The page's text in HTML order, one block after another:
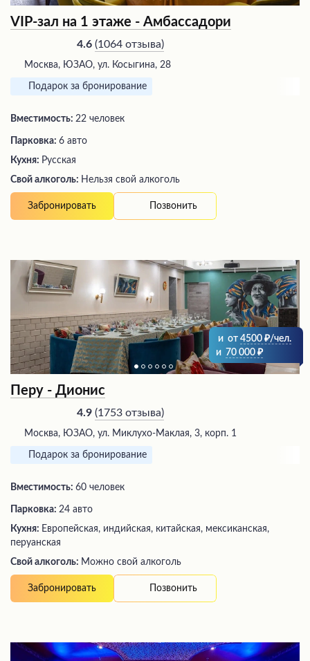
VIP-зал на 1 этаже - Амбассадори
4.6 (1064 отзыва)
Москва, ЮЗАО, ул. Косыгина, 28
Подарок за бронирование
Вместимость: 22 человек
Парковка: 6 авто
Кухня: Русская
Свой алкоголь: Нельзя свой алкоголь
Забронировать Позвонить
и от 4500
/чел.
и 70 000
Перу - Дионис
4.9 (1753 отзыва)
Москва, ЮЗАО, ул. Миклухо-Маклая, 3, корп. 1
Подарок за бронирование
Вместимость: 60 человек
Парковка: 24 авто
Кухня: Европейская, индийская, китайская, мексиканская,
перуанская
Свой алкоголь: Можно свой алкоголь
Забронировать Позвонить